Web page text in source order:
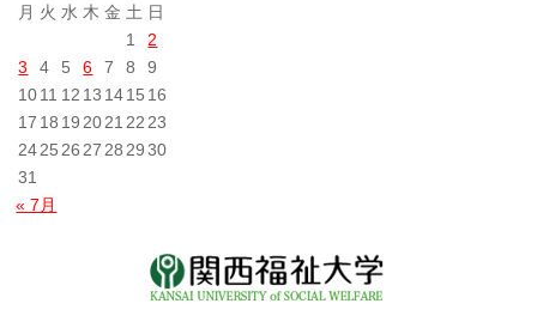
月 火 水 木 金 土 日
1
2
3
4 5 6 7 8
9
1011 12 13 1415 16
17 18 19 2021 22 23
2425 26 27 28 29 30
31
« 7月